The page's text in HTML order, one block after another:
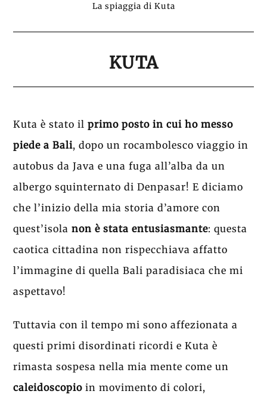
La spiaggia di Kuta
KUTA
Kuta è stato ilprimo posto in cui ho messo
piede a Bali, dopo un rocambolesco viaggio in
autobus da Java e una fuga all’alba da un
albergo squinternato di Denpasar! E diciamo
che l’inizio della mia storia d’amore con
quest’isolanon è stata entusiasmante: questa
caotica cittadina non rispecchiava affatto
l’immagine di quella Bali paradisiaca che mi
aspettavo!
Tuttavia con il tempo mi sono affezionata a
questi primi disordinati ricordi e Kuta è
rimasta sospesa nella mia mente come un
caleidoscopio in movimento di colori,